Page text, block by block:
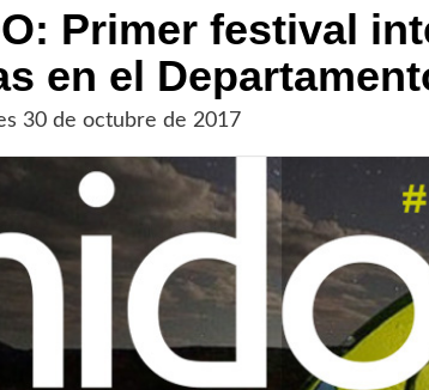
Primer festival
en el
30 de octubre de 2017